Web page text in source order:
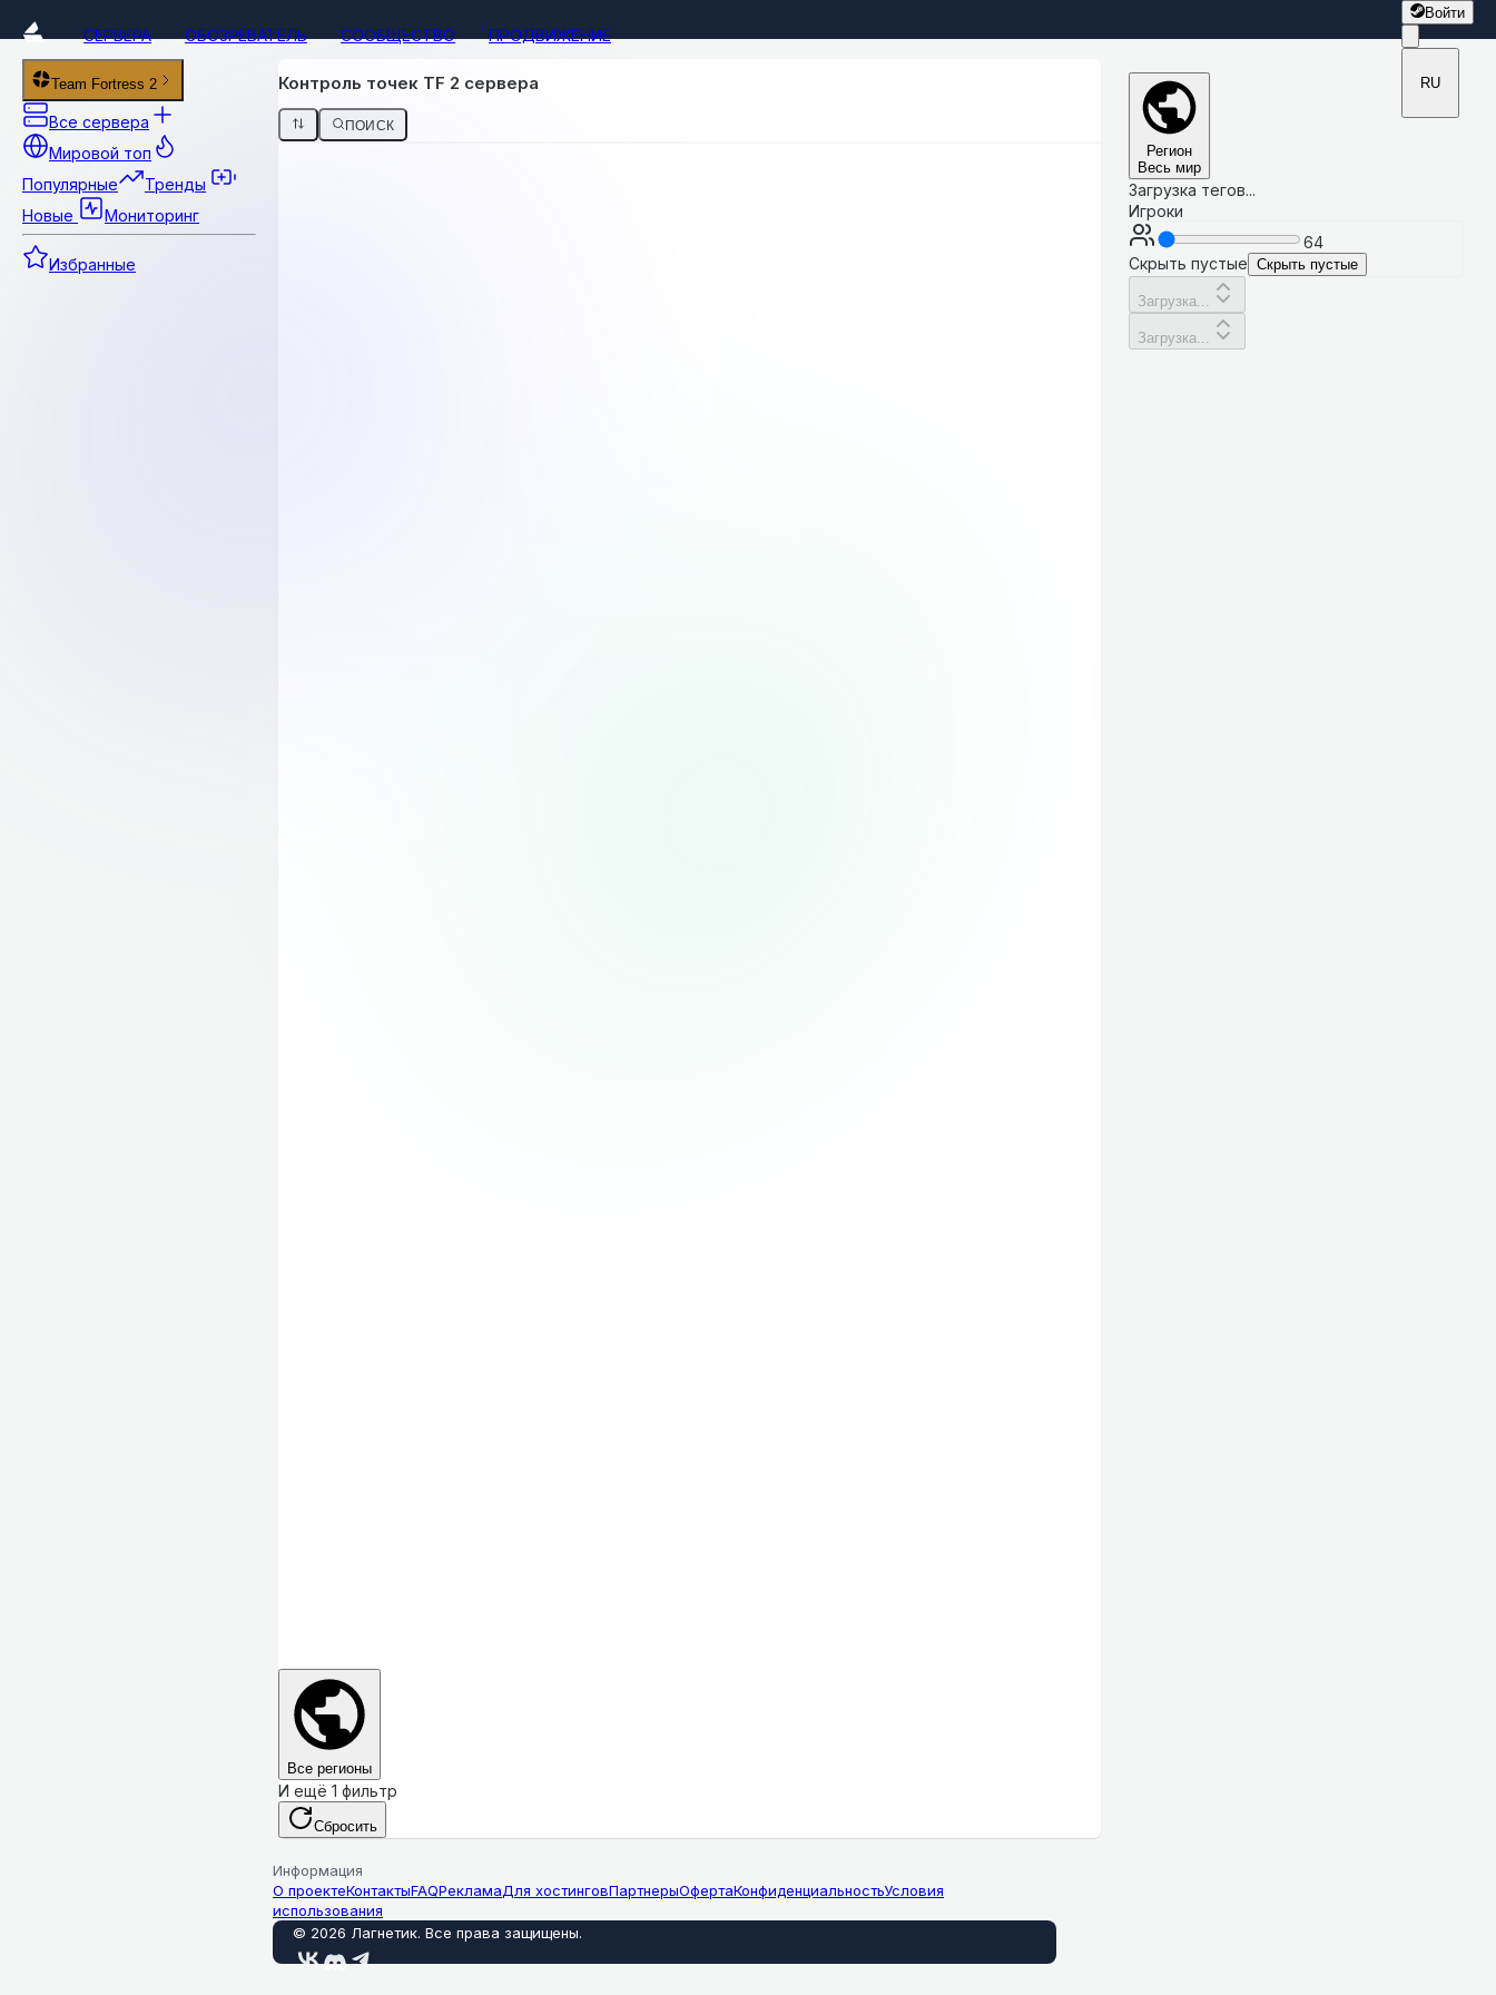
СЕРВЕРА ОБОЗРЕВАТЕЛЬ СООБЩЕСТВО ПРОДВИЖЕНИЕ
Войти
RU
Team Fortress 2
Все сервера
Мировой топ
Популярные
Тренды
Новые
Мониторинг
Избранные
Контроль точек TF 2 сервера
ПОИСК
Все регионы
И ещё 1 фильтр
Сбросить
Регион
Весь мир
Загрузка тегов...
Игроки
64
Скрыть пустые Скрыть пустые
Загрузка...
Загрузка...
Информация
О проектеКонтактыFAQРекламаДля хостинговПартнерыОфертаКонфиденциальностьУсловия
использования
© 2026 Лагнетик. Все права защищены.